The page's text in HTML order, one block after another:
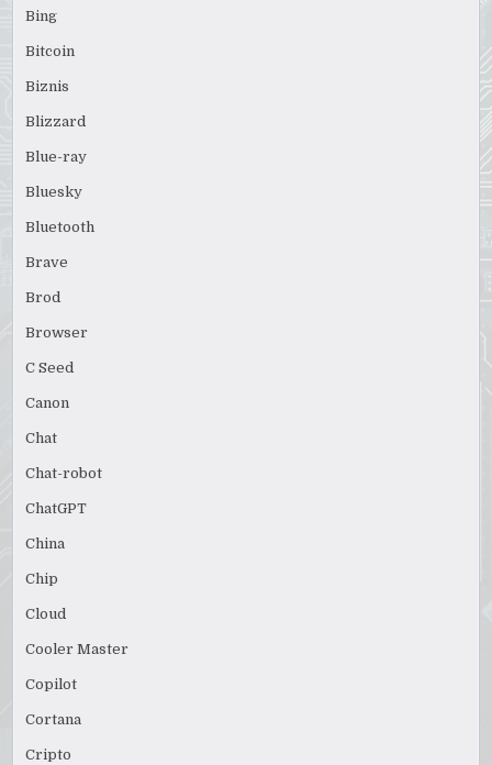
Bing
Bitcoin
Biznis
Blizzard
Blue-ray
Bluesky
Bluetooth
Brave
Brod
Browser
C Seed
Canon
Chat
Chat-robot
ChatGPT
China
Chip
Cloud
Cooler Master
Copilot
Cortana
Cripto